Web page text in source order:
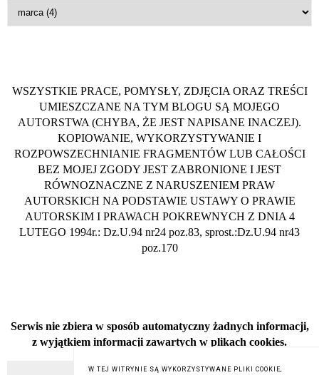
WSZYSTKIE PRACE, POMYSŁY, ZDJĘCIA ORAZ TREŚCI
UMIESZCZANE NA TYM BLOGU SĄ MOJEGO
AUTORSTWA (CHYBA, ŻE JEST NAPISANE INACZEJ).
KOPIOWANIE, WYKORZYSTYWANIE I
ROZPOWSZECHNIANIE FRAGMENTÓW LUB CAŁOŚCI
BEZ MOJEJ ZGODY JEST ZABRONIONE I JEST
RÓWNOZNACZNE Z NARUSZENIEM PRAW
AUTORSKICH NA PODSTAWIE USTAWY O PRAWIE
AUTORSKIM I PRAWACH POKREWNYCH Z DNIA 4
LUTEGO 1994r.: Dz.U.94 nr24 poz.83, sprost.:Dz.U.94 nr43
poz.170
Serwis nie zbiera w sposób automatyczny żadnych informacji,
z wyjątkiem informacji zawartych w plikach cookies.
W TEJ WITRYNIE SĄ WYKORZYSTYWANE PLIKI COOKIE,